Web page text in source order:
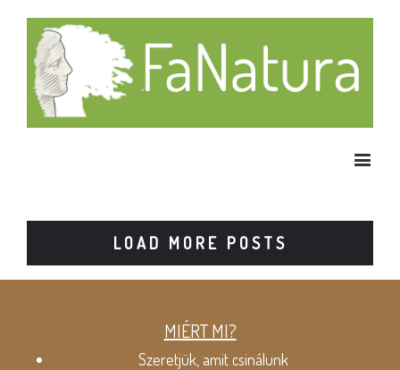
LOAD MORE POSTS
MIÉRT MI?
Szeretjük, amit csinálunk